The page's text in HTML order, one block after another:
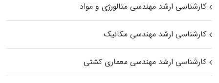
کارشناسی ارشد مهندسی متالورژی و مواد
کارشناسی ارشد مهندسی مکانیک
کارشناسی ارشد مهندسی معماری کشتی